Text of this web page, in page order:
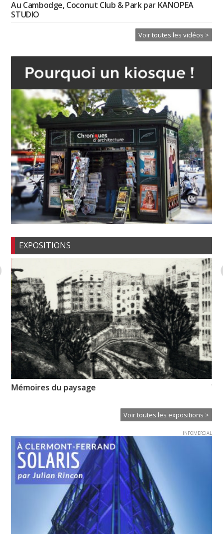
Au Cambodge, Coconut Club & Park par KANOPEA
STUDIO
Voir toutes les vidéos >
EXPOSITIONS
Mémoires du paysage
Voir toutes les expositions >
INFOMERCIAL